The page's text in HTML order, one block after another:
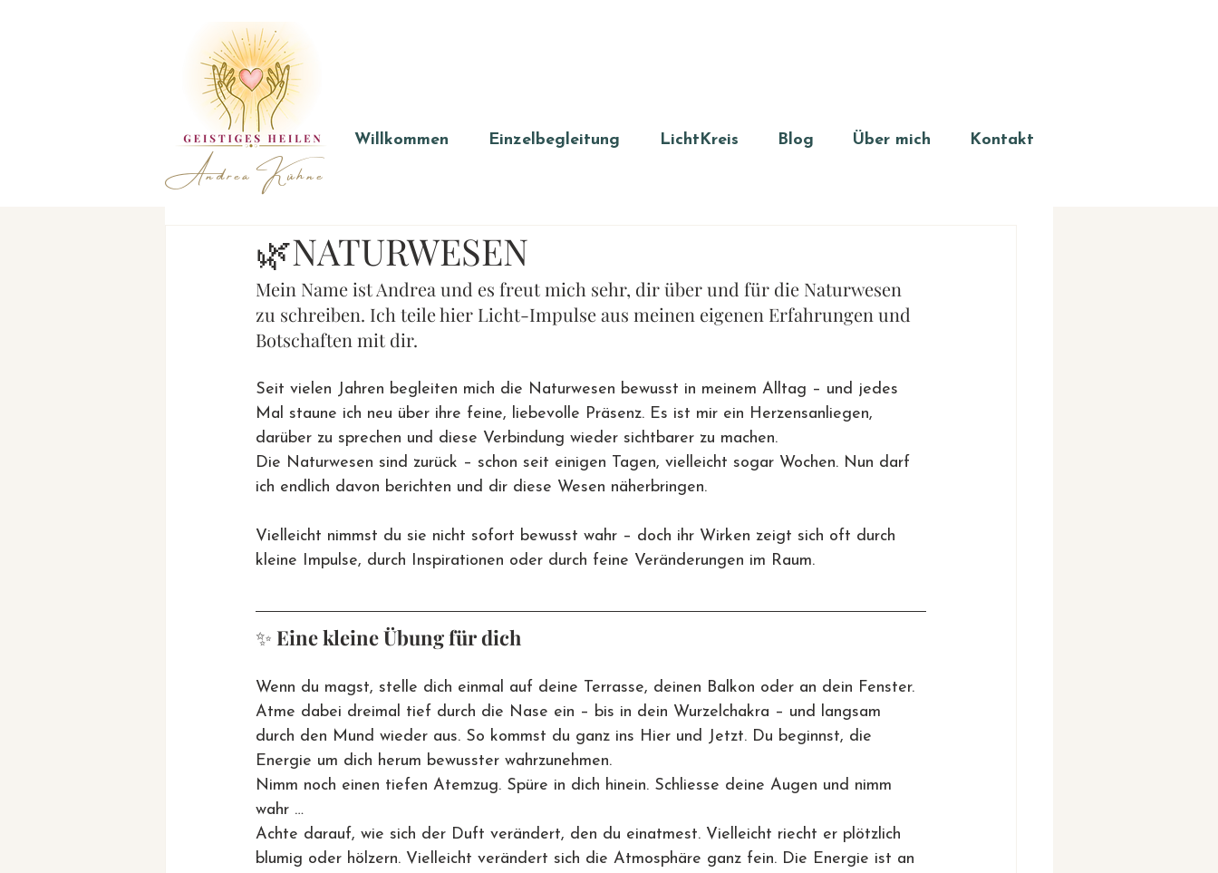
Andrea Kühne
Willkommen Einzelbegleitung LichtKreis Blog Über mich Kontakt
🌿NATURWESEN
Mein Name ist Andrea und es freut mich sehr, dir über und für die Naturwesen
zu schreiben. Ich teile hier Licht-Impulse aus meinen eigenen Erfahrungen und
Botschaften mit dir.
Seit vielen Jahren begleiten mich die Naturwesen bewusst in meinem Alltag – und jedes
Mal staune ich neu über ihre feine, liebevolle Präsenz. Es ist mir ein Herzensanliegen,
darüber zu sprechen und diese Verbindung wieder sichtbarer zu machen.
Die Naturwesen sind zurück – schon seit einigen Tagen, vielleicht sogar Wochen. Nun darf
ich endlich davon berichten und dir diese Wesen näherbringen.
Vielleicht nimmst du sie nicht sofort bewusst wahr – doch ihr Wirken zeigt sich oft durch
kleine Impulse, durch Inspirationen oder durch feine Veränderungen im Raum.
✨ Eine kleine Übung für dich
Wenn du magst, stelle dich einmal auf deine Terrasse, deinen Balkon oder an dein Fenster.
Atme dabei dreimal tief durch die Nase ein – bis in dein Wurzelchakra – und langsam
durch den Mund wieder aus. So kommst du ganz ins Hier und Jetzt. Du beginnst, die
Energie um dich herum bewusster wahrzunehmen.
Nimm noch einen tiefen Atemzug. Spüre in dich hinein. Schliesse deine Augen und nimm
wahr …
Achte darauf, wie sich der Duft verändert, den du einatmest. Vielleicht riecht er plötzlich
blumig oder hölzern. Vielleicht verändert sich die Atmosphäre ganz fein. Die Energie ist an